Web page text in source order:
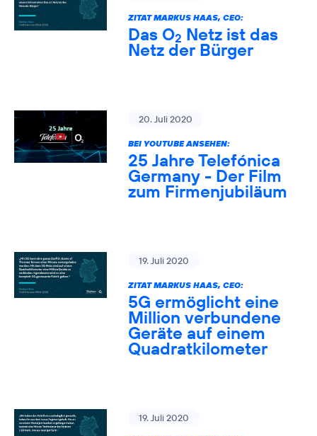
ZITAT MARKUS HAAS, CEO:
Das O2 Netz ist das
Netz der Bürger
20. Juli 2020
BEI YOUTUBE ANSEHEN:
25 Jahre Telefónica
Germany - Der Film
zum Firmenjubiläum
19. Juli 2020
ZITAT MARKUS HAAS, CEO:
5G ermöglicht eine
Million verbundene
Geräte auf einem
Quadratkilometer
19. Juli 2020